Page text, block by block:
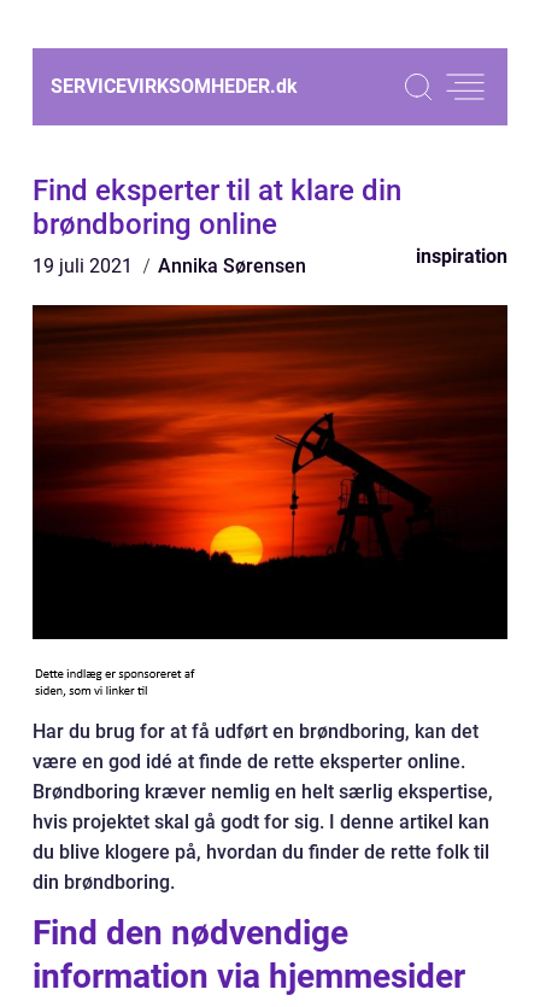
SERVICEVIRKSOMHEDER.dk
Find eksperter til at klare din
brøndboring online
19 juli 2021 Annika Sørensen inspiration
Har du brug for at få udført en brøndboring, kan det
være en god idé at finde de rette eksperter online.
Brøndboring kræver nemlig en helt særlig ekspertise,
hvis projektet skal gå godt for sig. I denne artikel kan
du blive klogere på, hvordan du finder de rette folk til
din brøndboring.
Find den nødvendige
information via hjemmesider